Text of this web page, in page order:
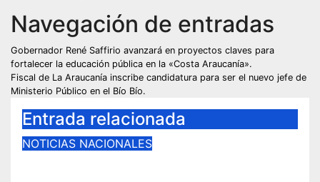
Navegación de entradas
Gobernador René Saffirio avanzará en proyectos claves para
fortalecer la educación pública en la «Costa Araucanía».
Fiscal de La Araucanía inscribe candidatura para ser el nuevo jefe de
Ministerio Público en el Bío Bío.
Entrada relacionada
NOTICIAS NACIONALES